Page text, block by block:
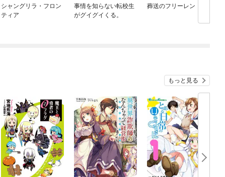
シャングリラ・フロン
ティア
事情を知らない転校生
がグイグイくる。
葬送のフリーレン
もっと見る